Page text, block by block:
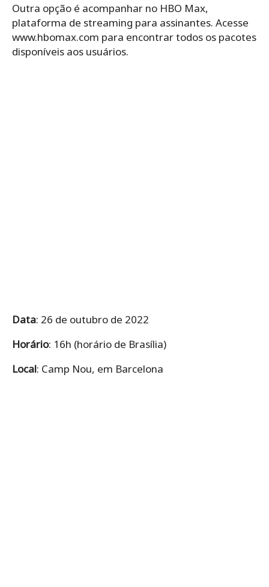
Outra opção é acompanhar no HBO Max,
plataforma de streaming para assinantes. Acesse
www.hbomax.com para encontrar todos os pacotes
disponíveis aos usuários.
Data: 26 de outubro de 2022
Horário: 16h (horário de Brasília)
Local: Camp Nou, em Barcelona